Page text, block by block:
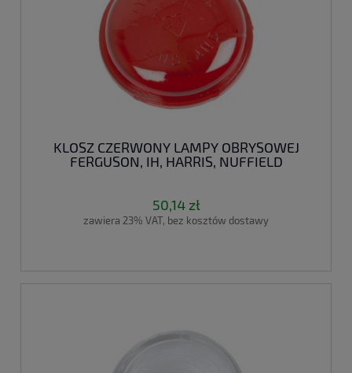
KLOSZ CZERWONY LAMPY OBRYSOWEJ
FERGUSON, IH, HARRIS, NUFFIELD
50,14 zł
zawiera 23% VAT, bez kosztów dostawy